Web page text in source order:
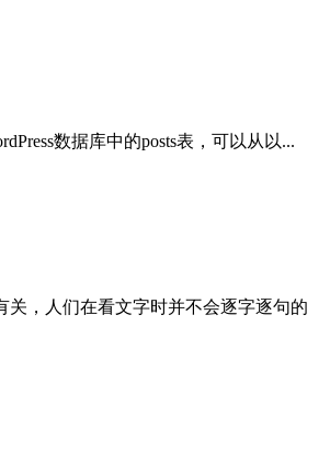
数据库中的posts表，可以从以...
，人们在看文字时并不会逐字逐句的